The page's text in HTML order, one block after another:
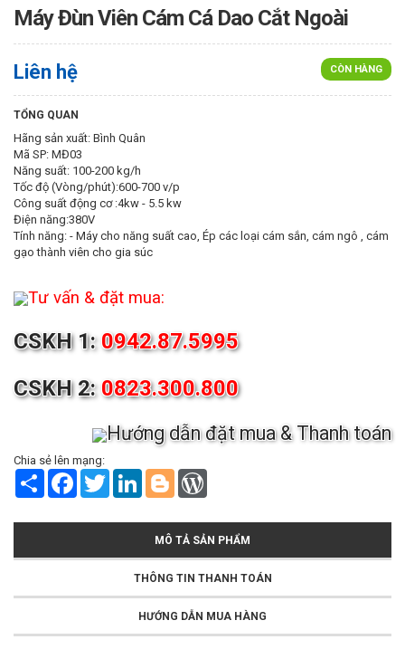
Máy Đùn Viên Cám Cá Dao Cắt Ngoài
CÒN HÀNG
Liên hệ
TỔNG QUAN
Hãng sản xuất: Bình Quân
Mã SP: MĐ03
Năng suất: 100-200 kg/h
Tốc độ (Vòng/phút):600-700 v/p
Công suất động cơ :4kw - 5.5 kw
Điện năng:380V
Tính năng: - Máy cho năng suất cao, Ép các loại cám sắn, cám ngô , cám
gạo thành viên cho gia súc
Tư vấn & đặt mua:
CSKH 1:0942.87.5995
CSKH 2:0823.300.800
Hướng dẫn đặt mua & Thanh toán
Chia sẻ lên mạng:
S
r
F
e
o
T
t
r
L
k
I
n
B
g
g
e
r
d
P
r
e
s
MÔ TẢ SẢN PHẨM
THÔNG TIN THANH TOÁN
HƯỚNG DẪN MUA HÀNG